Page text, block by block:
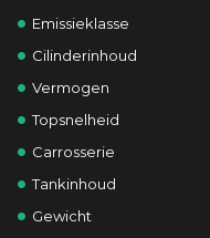
Emissieklasse
Cilinderinhoud
Vermogen
Topsnelheid
Carrosserie
Tankinhoud
Gewicht